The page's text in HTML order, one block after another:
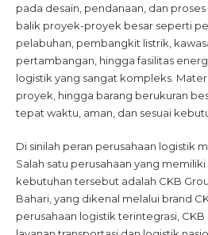
pada desain, pendanaan, dan
balik proyek-proyek besar seperti
pelabuhan, pembangkit listrik,
pertambangan, hingga fasilitas
logistik yang sangat kompleks.
proyek, hingga barang berukuran
tepat waktu, aman, dan sesuai
Di sinilah peran perusahaan logistik
Salah satu perusahaan yang
kebutuhan tersebut adalah CKB
Bahari, yang dikenal melalui brand
perusahaan logistik terintegrasi,